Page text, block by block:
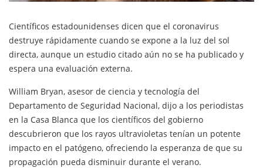
Científicos estadounidenses dicen que el coronavirus
destruye rápidamente cuando se expone a la luz del sol
directa, aunque un estudio citado aún no se ha publicado y
espera una evaluación externa.
William Bryan, asesor de ciencia y tecnología del
Departamento de Seguridad Nacional, dijo a los periodistas
en la Casa Blanca que los científicos del gobierno
descubrieron que los rayos ultravioletas tenían un potente
impacto en el patógeno, ofreciendo la esperanza de que su
propagación pueda disminuir durante el verano.